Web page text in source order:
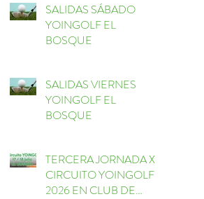
SALIDAS SÁBADO
YOINGOLF EL
BOSQUE
SALIDAS VIERNES
YOINGOLF EL
BOSQUE
TERCERA JORNADA XI
CIRCUITO YOINGOLF
2026 EN CLUB DE